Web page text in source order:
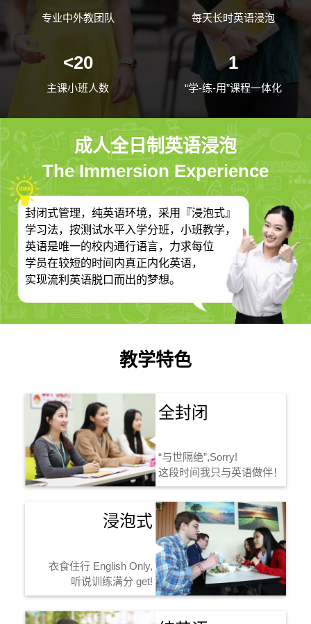
专业中外教团队 每天长时英语浸泡
<20
主课小班人数
1
“学-练-用”课程一体化
成人全日制英语浸泡
The Immersion Experience
封闭式管理，纯英语环境，采用『浸泡式』
学习法，按测试水平入学分班，小班教学，
英语是唯一的校内通行语言，力求每位
学员在较短的时间内真正内化英语，
实现流利英语脱口而出的梦想。
教学特色
全封闭
“与世隔绝”,Sorry!
这段时间我只与英语做伴！
浸泡式
衣食住行 English Only,
听说训练满分 get!